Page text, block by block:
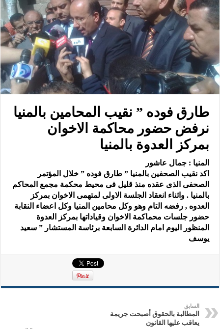
طارق فوده ” نقيب المحامين بالمنيا
نرفض حضور محاكمة الاخوان
بمركز العدوة بالمنيا
المنيا : جمال عاشور
اكد نقيب الصحفين بالمنيا ” طارق فوده ” خلال المؤتمر
الصحفى الذى عقده منذ قليل فى محيط محكمة مجمع المحاكم
بالمنيا . واثناء انعقاد الجلسة الاولى لمتهمى الاخوان بمركز
العدوه , رفضه التام وهو وكل محامين المنيا وكل اعضاء النقابة
حضور جلسات محماكمة الاخوان وقياداتها بمركز العدوة
المنظور اليوم امام الدائرة السابعة برئاسة المستشار ” سعيد
يوسف
السابق
المطالبة بالحقوق أصبحت جريمة
يعاقب عليها القانون